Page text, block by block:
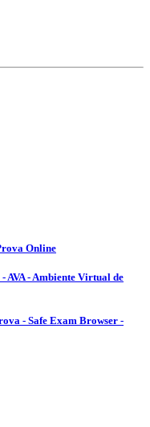
Online
AVA - Ambiente Virtual de
- Safe Exam Browser -